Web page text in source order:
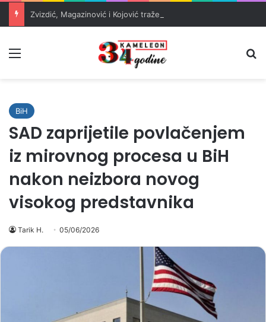
BiH
SAD zaprijetile povlačenjem
iz mirovnog procesa u BiH
nakon neizbora novog
visokog predstavnika
Tarik H. 05/06/2026